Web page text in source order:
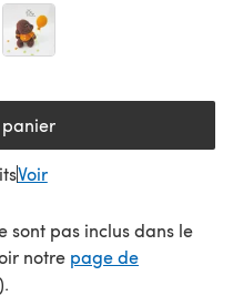
Voir
sont pas inclus dans le
notre page de
onglet)